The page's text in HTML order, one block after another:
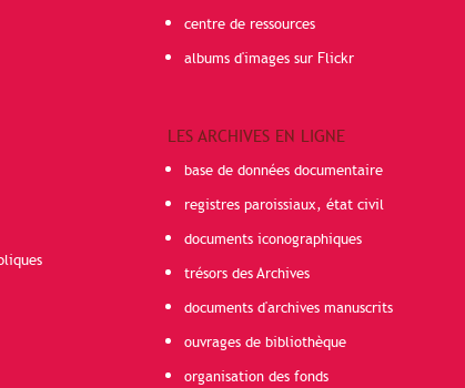
centre de ressources
albums d'images sur Flickr
LES ARCHIVES EN LIGNE
base de données documentaire
registres paroissiaux, état civil
documents iconographiques
trésors des Archives
documents d'archives manuscrits
ouvrages de bibliothèque
organisation des fonds